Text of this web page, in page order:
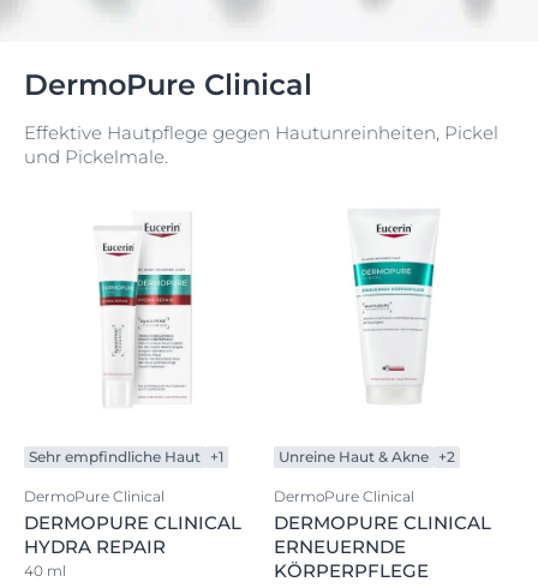
DermoPure Clinical
Effektive Hautpflege gegen Hautunreinheiten, Pickel
und Pickelmale.
Sehr empfindliche Haut +1
DermoPure Clinical
DERMOPURE CLINICAL
HYDRA REPAIR
40 ml
Unreine Haut & Akne +2
DermoPure Clinical
DERMOPURE CLINICAL
ERNEUERNDE
KÖRPERPFLEGE